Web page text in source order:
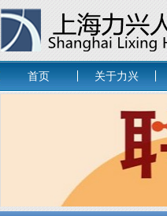
首页 关于力兴